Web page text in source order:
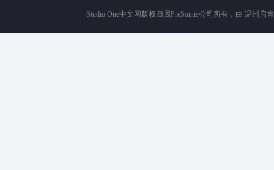
Studio One中文网版权归属PreSonus公司所有，由 温州启